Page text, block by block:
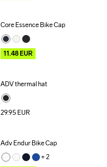
Outlet
Core Essence Bike Cap
11.48EUR
Recycled
ADV thermal hat
29.95 EUR
Outlet
Adv Endur Bike Cap
+ 2